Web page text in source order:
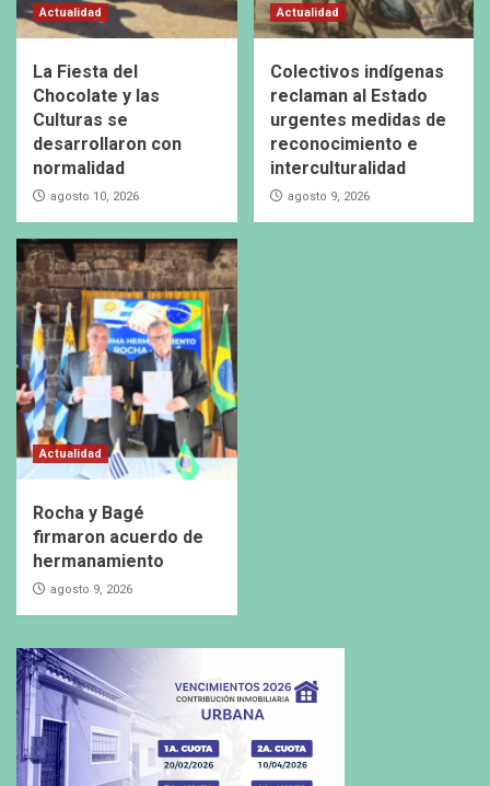
Actualidad
La Fiesta del
Chocolate y las
Culturas se
desarrollaron con
normalidad
agosto 10, 2026
Actualidad
Colectivos indígenas
reclaman al Estado
urgentes medidas de
reconocimiento e
interculturalidad
agosto 9, 2026
Actualidad
Rocha y Bagé
firmaron acuerdo de
hermanamiento
agosto 9, 2026